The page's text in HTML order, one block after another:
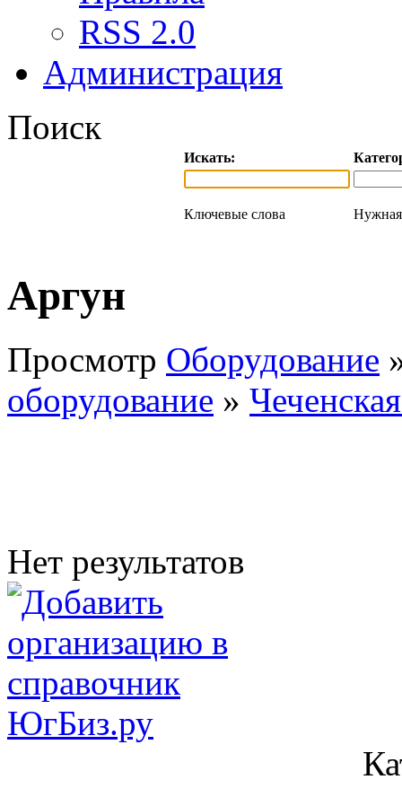
RSS 2.0
Администрация
Поиск
Искать:
Ключевые слова Нужная
Аргун
Просмотр Оборудование
оборудование »
Нет результатов